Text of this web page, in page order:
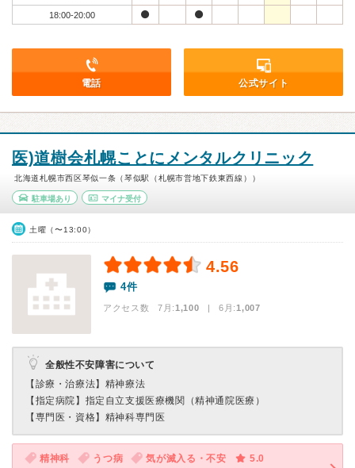
18:00-20:00
電話 公式サイト
医)道樹会札幌ことにメンタルクリニック
北海道札幌市西区琴似一条（琴似駅（札幌市営地下鉄東西線））
駐車場あり マイナ受付
土曜（〜13:00）
4.56
4件
アクセス数 7月:1,100 | 6月:1,007
全般性不安障害について
【診療・治療法】 精神療法
【指定病院】 指定自立支援医療機関（精神通院医療）
【専門医・資格】 精神科専門医
精神科 うつ病 気が滅入る・不安 5.0